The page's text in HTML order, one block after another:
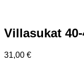
Villasukat
31,00 €